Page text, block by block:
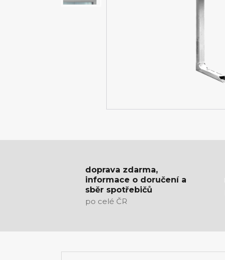
doprava zdarma,
informace o doručení a
sběr spotřebičů
po celé ČR